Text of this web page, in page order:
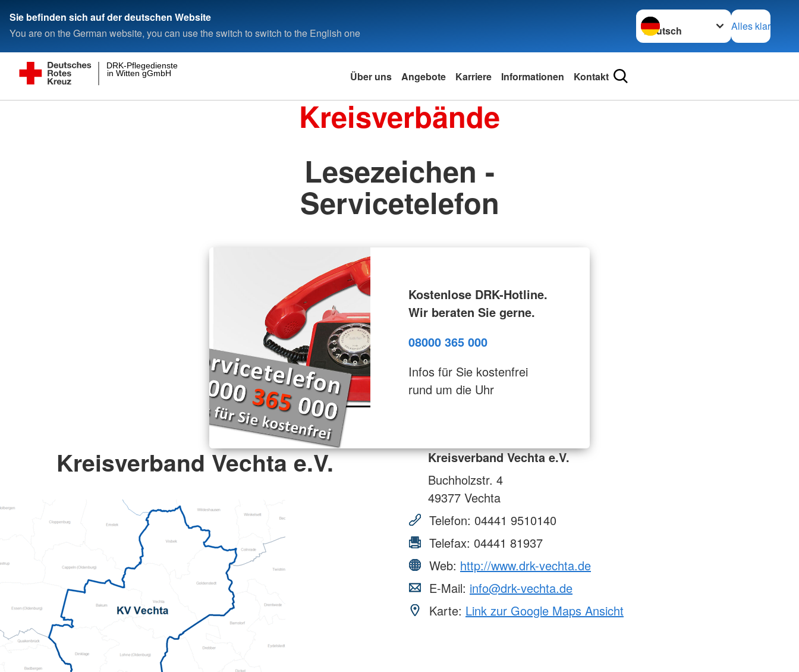
Sie befinden sich auf der deutschen Website
You are on the German website, you can use the switch to switch to the English one
Sprache wechseln zu
Alles klar
in Witten gGmbH
DRK-Pflegedienste
Über uns Angebote Karriere Informationen Kontakt
Kreisverbände
Lesezeichen -
Servicetelefon
Kostenlose DRK-Hotline.
Wir beraten Sie gerne.
08000 365 000
Infos für Sie kostenfrei
rund um die Uhr
Kreisverband Vechta e.V.
Kreisverband Vechta e.V.
Buchholzstr. 4
49377 Vechta
Telefon: 04441 9510140
Telefax: 04441 81937
Web: http://www.drk-vechta.de
E-Mail: info@drk-vechta.de
Karte: Link zur Google Maps Ansicht